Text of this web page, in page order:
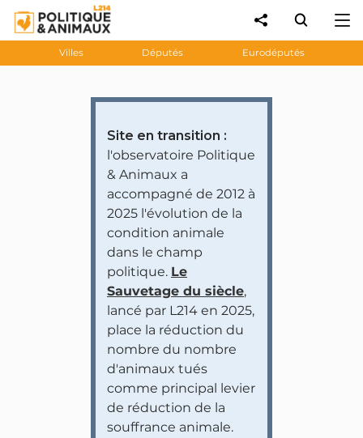
Villes Députés Eurodéputés
Site en transition :
l'observatoire Politique
& Animaux a
accompagné de 2012 à
2025 l'évolution de la
condition animale
dans le champ
politique. Le
Sauvetage du siècle,
lancé par L214 en 2025,
place la réduction du
nombre du nombre
d'animaux tués
comme principal levier
de réduction de la
souffrance animale.